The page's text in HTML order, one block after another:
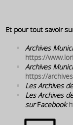
Et pour tout savoir
Archives
https://
Archives
https://
Les Archives
Les Archives
sur Facebook